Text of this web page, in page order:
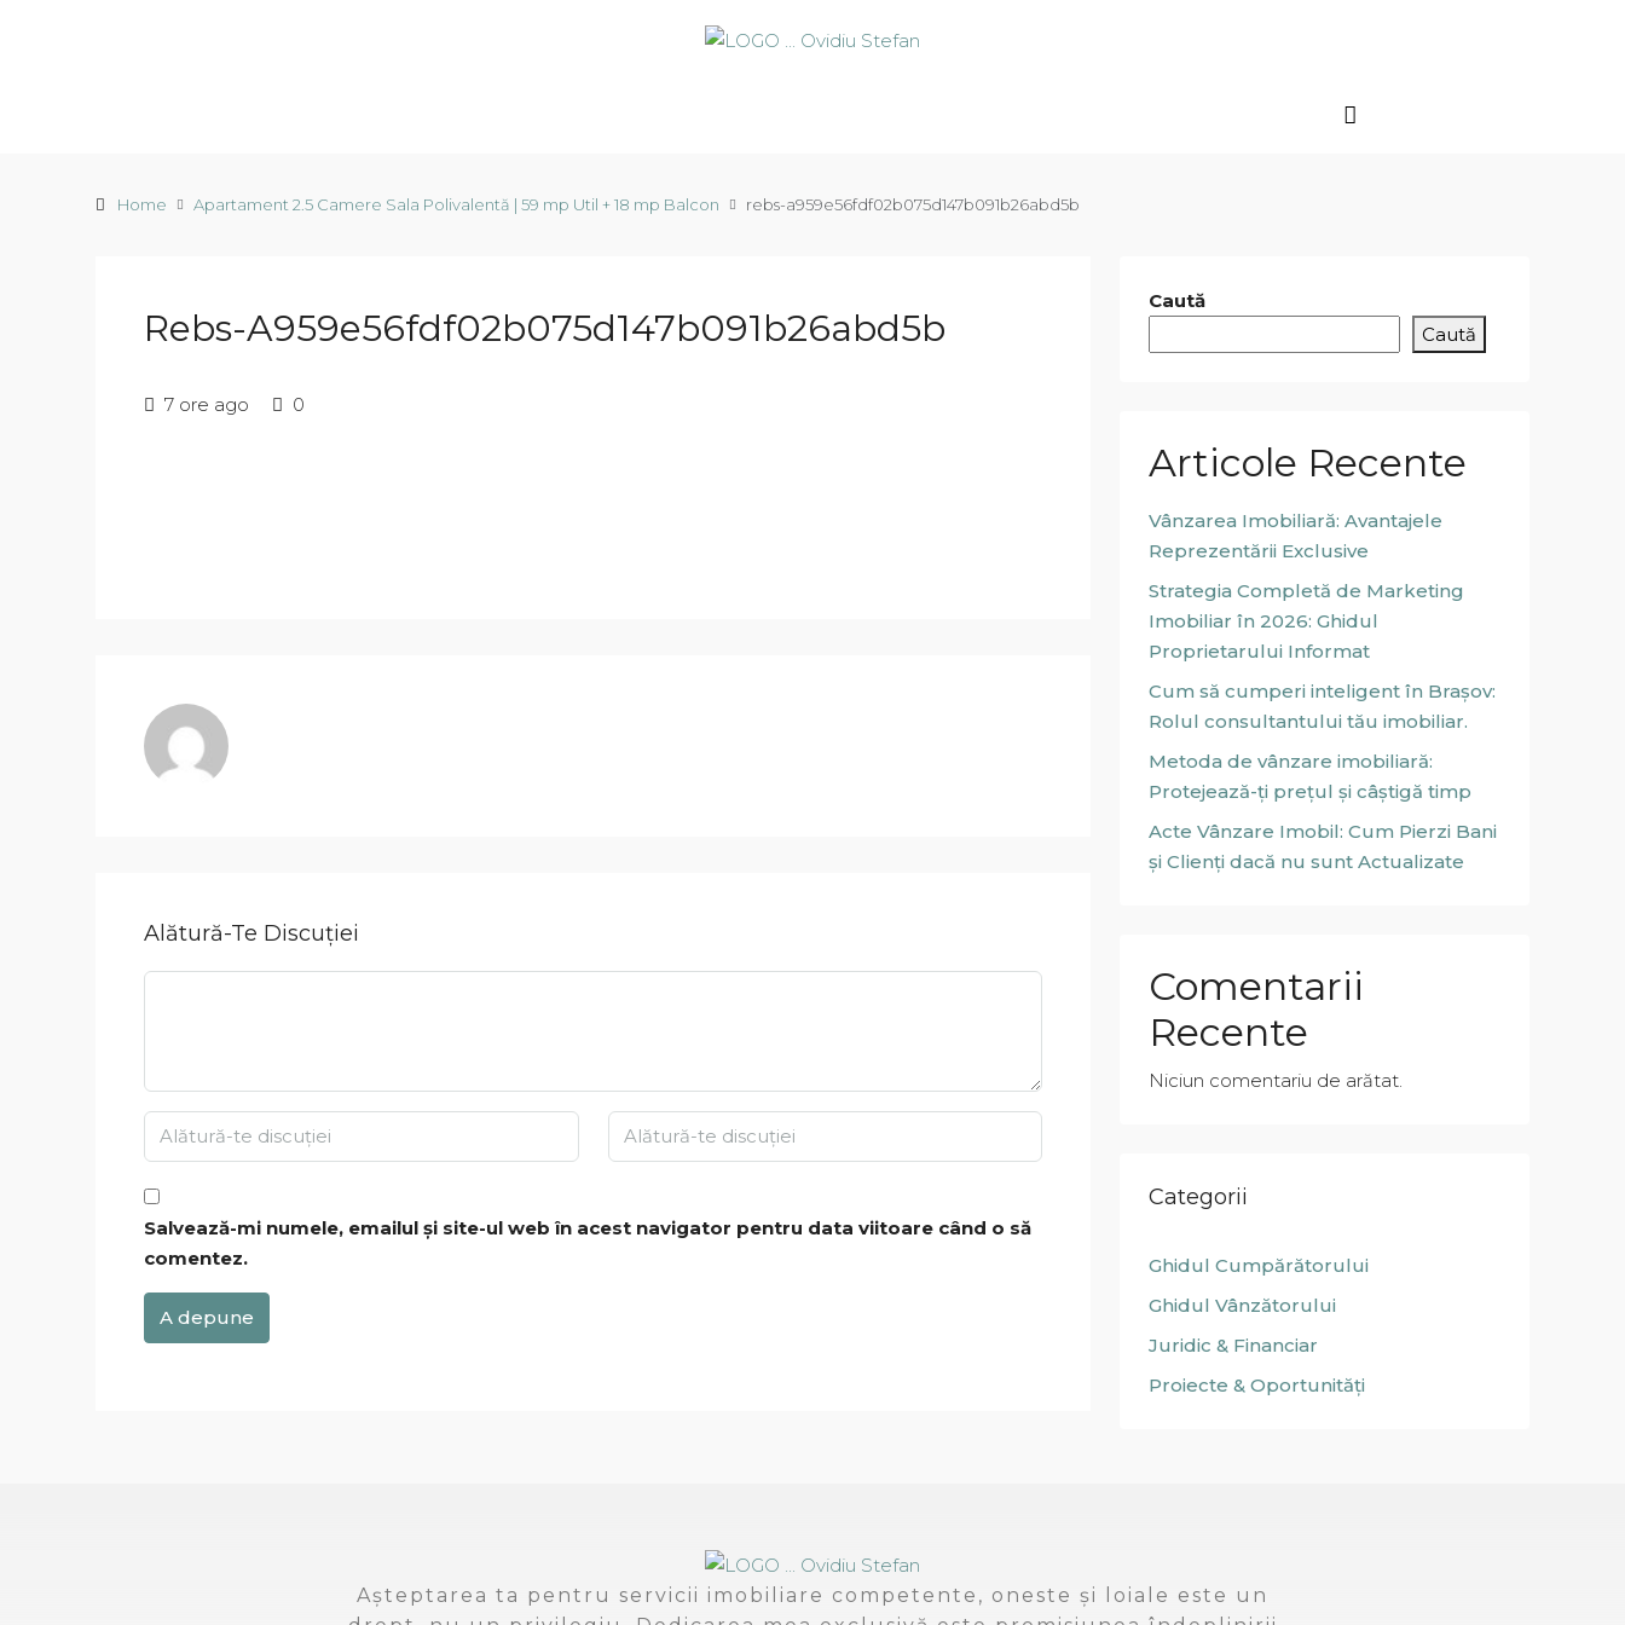
Home Apartament 2.5 Camere Sala Polivalentă | 59 mp Util + 18 mp Balcon rebs-a959e56fdf02b075d147b091b26abd5b
Rebs-A959e56fdf02b075d147b091b26abd5b
7 ore ago 0
Alătură-Te Discuției
Salvează-mi numele, emailul și site-ul web în acest navigator pentru data viitoare când o să
comentez.
A depune
Caută
Caută
Articole Recente
Vânzarea Imobiliară: Avantajele
Reprezentării Exclusive
Strategia Completă de Marketing
Imobiliar în 2026: Ghidul
Proprietarului Informat
Cum să cumperi inteligent în Brașov:
Rolul consultantului tău imobiliar.
Metoda de vânzare imobiliară:
Protejează-ți prețul și câștigă timp
Acte Vânzare Imobil: Cum Pierzi Bani
și Clienți dacă nu sunt Actualizate
Comentarii
Recente
Niciun comentariu de arătat.
Categorii
Ghidul Cumpărătorului
Ghidul Vânzătorului
Juridic & Financiar
Proiecte & Oportunități
Așteptarea ta pentru servicii imobiliare competente, oneste și loiale este un